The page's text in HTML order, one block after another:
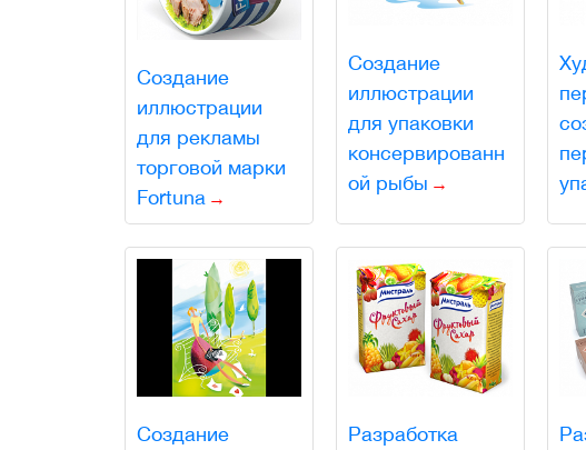
Создание
иллюстрации
для рекламы
торговой марки
Fortuna
Создание
иллюстрации
для упаковки
консервированн
ой рыбы
Создание
Разработка